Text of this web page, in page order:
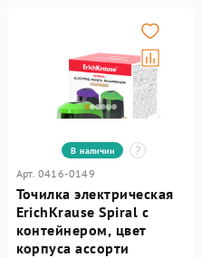
В наличии
Арт. 0416-0149
Точилка электрическая
ErichKrause Spiral с
контейнером, цвет
корпуса ассорти